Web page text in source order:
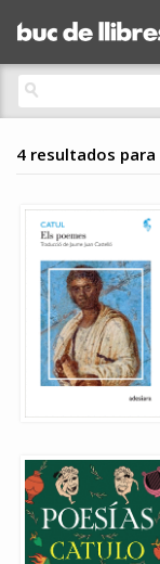
4 resultados para